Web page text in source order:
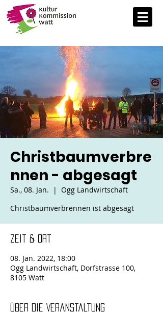
Christbaumverbre
nnen - abgesagt
Sa., 08. Jan.
  |
Ogg Landwirtschaft
Christbaumverbrennen ist abgesagt
Zeit & Ort
08. Jan. 2022, 18:00
Ogg Landwirtschaft, Dorfstrasse 100,
8105 Watt
Über die Veranstaltung